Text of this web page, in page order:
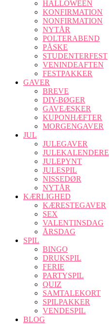
HALLOWEEN
KONFIRMATION
NONFIRMATION
NYTÅR
POLTERABEND
PÅSKE
STUDENTERFEST
VENINDEAFTEN
FESTPAKKER
GAVER
BREVE
DIY-BØGER
GAVEÆSKER
KUPONHÆFTER
MORGENGAVER
JUL
JULEGAVER
JULEKALENDERE
JULEPYNT
JULESPIL
NISSEDØR
NYTÅR
KÆRLIGHED
KÆRESTEGAVER
SEX
VALENTINSDAG
ÅRSDAG
SPIL
BINGO
DRUKSPIL
FERIE
PARTYSPIL
QUIZ
SAMTALEKORT
SPILPAKKER
VENDESPIL
BLOG